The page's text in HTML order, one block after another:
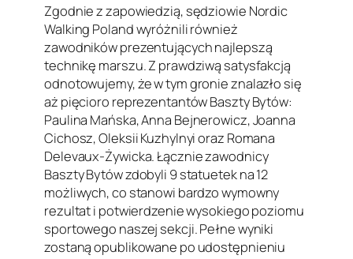
Zgodnie z zapowiedzią, sędziowie Nordic
Walking Poland wyróżnili również
zawodników prezentujących najlepszą
technikę marszu. Z prawdziwą satysfakcją
odnotowujemy, że w tym gronie znalazło się
aż pięcioro reprezentantów Baszty Bytów:
Paulina Mańska, Anna Bejnerowicz, Joanna
Cichosz, Oleksii Kuzhylnyi oraz Romana
Delevaux-Żywicka. Łącznie zawodnicy
Baszty Bytów zdobyli 9 statuetek na 12
możliwych, co stanowi bardzo wymowny
rezultat i potwierdzenie wysokiego poziomu
sportowego naszej sekcji. Pełne wyniki
zostaną opublikowane po udostępnieniu